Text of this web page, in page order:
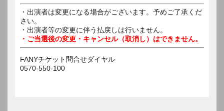
・出演者は変更になる場合がございます。予めご了承くだ
さい。
・出演者等の変更に伴う払戻しは行いません。
・ご当選後の変更・キャンセル（取消し）はできません。
FANYチケット問合せダイヤル
0570-550-100